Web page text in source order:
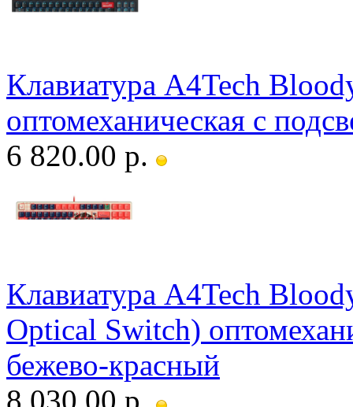
Клавиатура A4Tech
оптомеханическая с
6 820.00 р.
Клавиатура A4Tech
Optical Switch)
бежево-красный
8 030.00 р.